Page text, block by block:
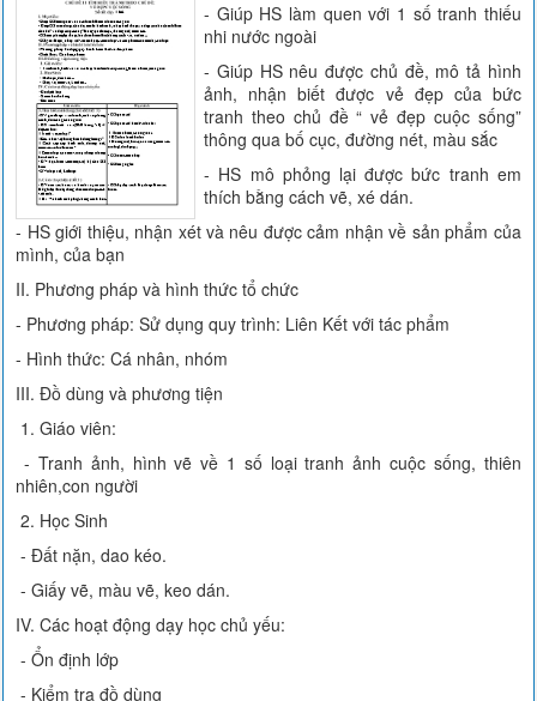
- Giúp HS làm quen với 1 số tranh thiếu
nhi nước ngoài
- Giúp HS nêu được chủ đề, mô tả hình
ảnh, nhận biết được vẻ đẹp của bức
tranh theo chủ đề “ vẻ đẹp cuộc sống”
thông qua bố cục, đường nét, màu sắc
- HS mô phỏng lại được bức tranh em
thích bằng cách vẽ, xé dán.
- HS giới thiệu, nhận xét và nêu được cảm nhận về sản phẩm của
mình, của bạn
II. Phương pháp và hình thức tổ chức
- Phương pháp: Sử dụng quy trình: Liên Kết với tác phẩm
- Hình thức: Cá nhân, nhóm
III. Đồ dùng và phương tiện
1. Giáo viên:
- Tranh ảnh, hình vẽ về 1 số loại tranh ảnh cuộc sống, thiên
nhiên,con người
2. Học Sinh
- Đất nặn, dao kéo.
- Giấy vẽ, màu vẽ, keo dán.
IV. Các hoạt động dạy học chủ yếu:
- Ổn định lớp
- Kiểm tra đồ dùng